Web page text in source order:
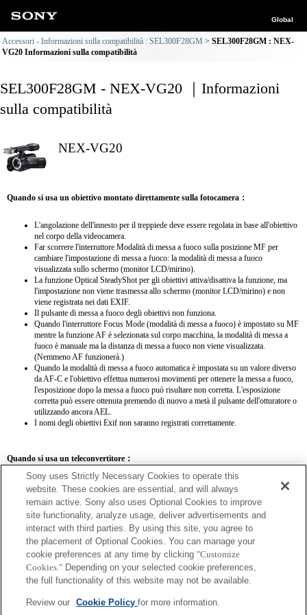
Global
Accessori - Informazioni sulla compatibilità : SEL300F28GM
SEL300F28GM : NEX-
VG20 Informazioni sulla compatibilità
SEL300F28GM - NEX-VG20 ｜Informazioni
sulla compatibilità
NEX-VG20
Quando si usa un obiettivo montato direttamente sulla fotocamera：
L'angolazione dell'innesto per il treppiede deve essere regolata in base all'obiettivo
nel corpo della videocamera.
Far scorrere l'interruttore Modalità di messa a fuoco sulla posizione MF per
cambiare l'impostazione di messa a fuoco: la modalità di messa a fuoco
visualizzata sullo schermo (monitor LCD/mirino).
La funzione Optical SteadyShot per gli obiettivi attiva/disattiva la funzione, ma
l'impostazione non viene trasmessa allo schermo (monitor LCD/mirino) e non
viene registrata nei dati EXIF.
Il pulsante di messa a fuoco degli obiettivi non funziona.
Quando l'interruttore Focus Mode (modalità di messa a fuoco) è impostato su MF
mentre la funzione AF è selezionata sul corpo macchina, la modalità di messa a
fuoco è manuale ma la distanza di messa a fuoco non viene visualizzata.
(Nemmeno AF funzionerà.)
Quando la modalità di messa a fuoco automatica è impostata su un valore diverso
da AF-C e l'obiettivo effettua numerosi movimenti per ottenere la messa a fuoco,
l'esposizione dopo la messa a fuoco può risultare non corretta. L'esposizione
corretta può essere ottenuta premendo di nuovo a metà il pulsante dell'otturatore o
utilizzando ancora AEL.
I nomi degli obiettivi Exif non saranno registrati correttamente.
Quando si usa un teleconvertitore：
SEL14TC SEL20TC
SEL14TC
La lunghezza focale e l'apertura massima per il nome Exif dell'obiettivo saranno
espressi usando fattori di ingrandimento. Tuttavia, i valori del diaframma moltiplicati
Sony uses Strictly Necessary Cookies to operate this
website. These cookies are essential, and will always
remain active. Sony also uses Optional Cookies to improve
site functionality, analyze usage, deliver advertisements and
interact with third parties. By using this site, you agree to
the placement of Optional Cookies. You can manage your
cookie preferences at any time by clicking "Customize
Cookies." Depending on your selected cookie preferences,
the full functionality of this website may not be available.
Review our Cookie Policyfor more information.